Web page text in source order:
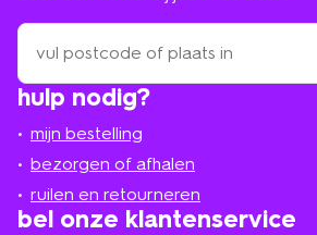
hulp nodig?
mijn bestelling
bezorgen of afhalen
ruilen en retourneren
bel onze klantenservice
zoek
een
winkel
bij
in
de
buurt